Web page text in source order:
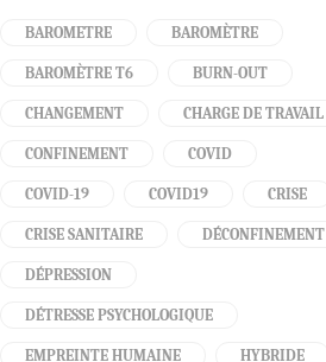
BAROMETRE BAROMÈTRE
BAROMÈTRE T6 BURN-OUT
CHANGEMENT CHARGE DE TRAVAIL
CONFINEMENT COVID
COVID-19 COVID19 CRISE
CRISE SANITAIRE DÉCONFINEMENT
DÉPRESSION
DÉTRESSE PSYCHOLOGIQUE
EMPREINTE HUMAINE HYBRIDE